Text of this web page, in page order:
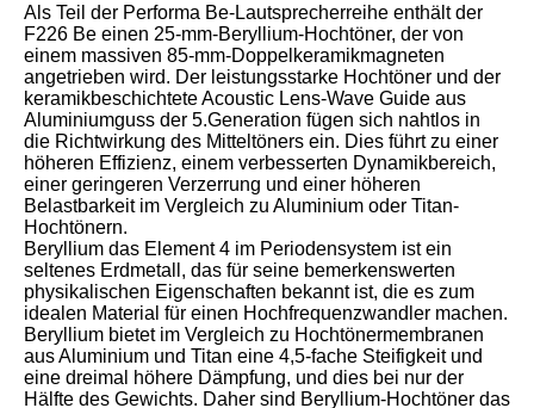
Als Teil der Performa Be-Lautsprecherreihe enthält der
F226 Be einen 25-mm-Beryllium-Hochtöner, der von
einem massiven 85-mm-Doppelkeramikmagneten
angetrieben wird. Der leistungsstarke Hochtöner und der
keramikbeschichtete Acoustic Lens-Wave Guide aus
Aluminiumguss der 5.Generation fügen sich nahtlos in
die Richtwirkung des Mitteltöners ein. Dies führt zu einer
höheren Effizienz, einem verbesserten Dynamikbereich,
einer geringeren Verzerrung und einer höheren
Belastbarkeit im Vergleich zu Aluminium oder Titan-
Hochtönern.
Beryllium das Element 4 im Periodensystem ist ein
seltenes Erdmetall, das für seine bemerkenswerten
physikalischen Eigenschaften bekannt ist, die es zum
idealen Material für einen Hochfrequenzwandler machen.
Beryllium bietet im Vergleich zu Hochtönermembranen
aus Aluminium und Titan eine 4,5-fache Steifigkeit und
eine dreimal höhere Dämpfung, und dies bei nur der
Hälfte des Gewichts. Daher sind Beryllium-Hochtöner das